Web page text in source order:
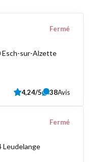
Esch-sur-Alzette
Fermé
4,24/5 38Avis
Leudelange
Fermé